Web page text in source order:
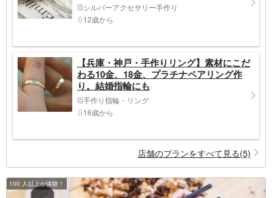
シルバーアクセサリー手作り
12歳から
【兵庫・神戸・手作りリング】素材にこだ
わる10金、18金、プラチナペアリング作
り。結婚指輪にも
手作り指輪・リング
16歳から
店舗のプランをすべて見る(5)
100 人以上が体験！